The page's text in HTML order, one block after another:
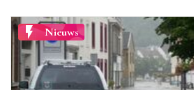
flash_on Nieuws